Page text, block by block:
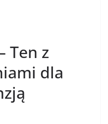
Ten z
dla